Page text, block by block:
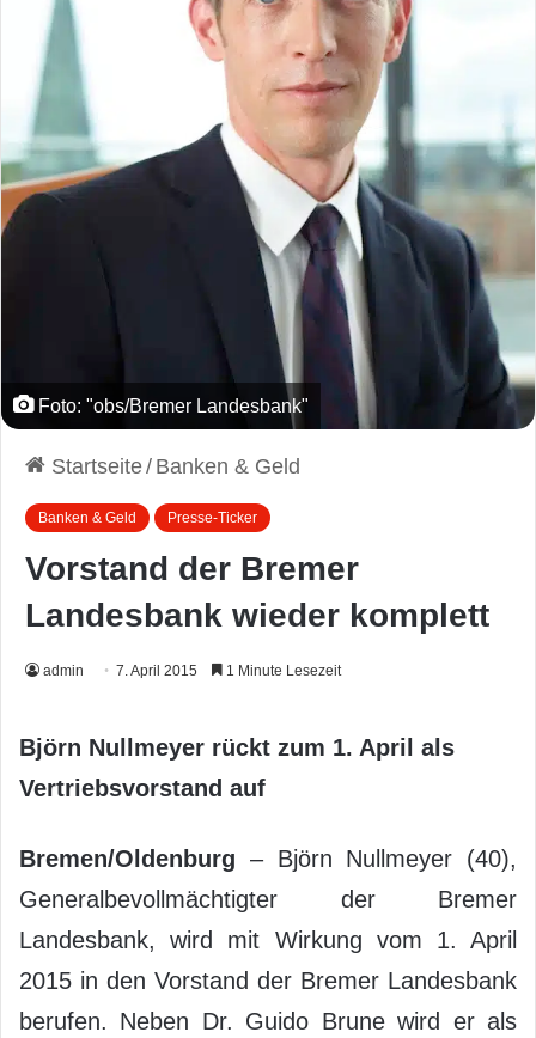
Foto: "obs/Bremer Landesbank"
Startseite/ Banken & Geld
Banken & Geld Presse-Ticker
Vorstand der Bremer
Landesbank wieder komplett
admin 7. April 2015 1 Minute Lesezeit
Björn Nullmeyer rückt zum 1. April als
Vertriebsvorstand auf
Bremen/Oldenburg – Björn Nullmeyer (40),
Generalbevollmächtigter der Bremer
Landesbank, wird mit Wirkung vom 1. April
2015 in den Vorstand der Bremer Landesbank
berufen. Neben Dr. Guido Brune wird er als